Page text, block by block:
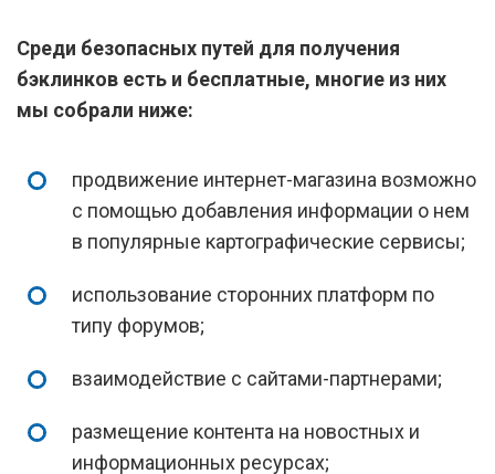
Среди безопасных путей для получения
бэклинков есть и бесплатные, многие из них
мы собрали ниже:
продвижение интернет-магазина возможно
с помощью добавления информации о нем
в популярные картографические сервисы;
использование сторонних платформ по
типу форумов;
взаимодействие с сайтами-партнерами;
размещение контента на новостных и
информационных ресурсах;